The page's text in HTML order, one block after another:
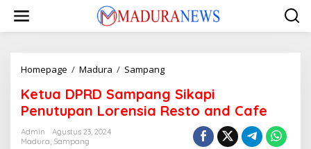
konten
Homepage / Madura / SampangKetua
Sampang
Sikapi
Penutupan
Lorensia
Ketua DPRD Sampang Sikapi
Penutupan Lorensia Resto and Cafe
Admin
Agustus 23, 2024
Madura, Sampang